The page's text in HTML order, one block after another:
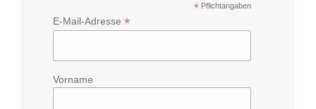
* Pflichtangaben
E-Mail-Adresse *
Vorname